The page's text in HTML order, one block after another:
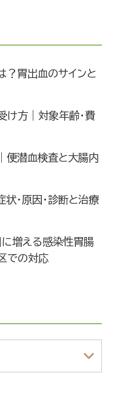
？胃出血のサインと
け方｜対象年齢・費
便潜血検査と大腸内
・原因・診断と治療
に増える感染性胃腸
での対応